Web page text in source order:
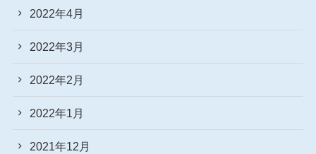
2022年4月
2022年3月
2022年2月
2022年1月
2021年12月